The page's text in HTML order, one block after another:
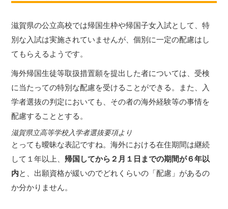
滋賀県の公立高校では帰国生枠や帰国子女入試として、特
別な入試は実施されていませんが、個別に一定の配慮はし
てもらえるようです。
海外帰国生徒等取扱措置願を提出した者については、受検
に当たっての特別な配慮を受けることができる。また、入
学者選抜の判定においても、その者の海外経験等の事情を
配慮することとする。
滋賀県立高等学校入学者選抜要項より
とっても曖昧な表記ですね。海外における在住期間は継続
して１年以上、 帰国してから２月１日までの期間が６年以
内と、出願資格が緩いのでどれくらいの「配慮」があるの
か分かりません。